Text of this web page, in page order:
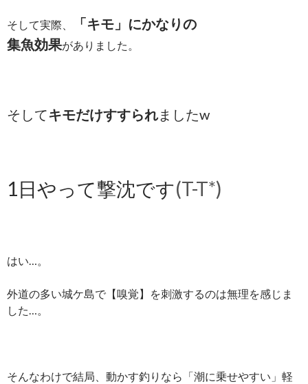
そして実際、
「キモ」にかなりの
集魚効果がありました。
そしてキモだけすすられましたw
1日やって撃沈です(T-T*)
はい…。
外道の多い城ケ島で【嗅覚】を刺激するのは無理を感じま
した…。
そんなわけで結局、動かす釣りなら「潮に乗せやすい」 軽